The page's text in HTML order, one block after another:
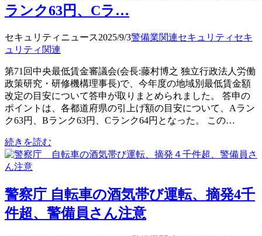
ランク63円、Cラ…
セキュリティニュース2025/9/3警備業関連セキュリティ セキ
ュリティ関連
第71回中央最低賃金審議会(会長:藤村博之 独立行政法人労働
政策研究・研修機構理事長)で、今年度の地域別最低賃金額
改定の目安について答申が取りまとめられました。 答申の
ポイントは、各都道府県の引上げ額の目安について、Aラン
ク63円、Bランク63円、Cランク64円となった。 この…
続きを読む
警察庁 自転車の酒気帯び運転、摘発4千
件超、警備員さん注意